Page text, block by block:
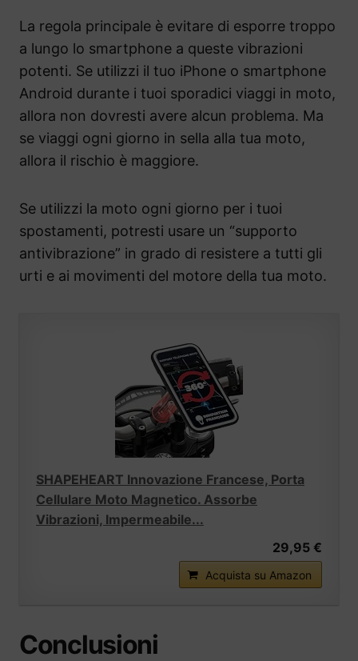
La regola principale è evitare di esporre troppo
a lungo lo smartphone a queste vibrazioni
potenti. Se utilizzi il tuo iPhone o smartphone
Android durante i tuoi sporadici viaggi in moto,
allora non dovresti avere alcun problema. Ma
se viaggi ogni giorno in sella alla tua moto,
allora il rischio è maggiore.
Se utilizzi la moto ogni giorno per i tuoi
spostamenti, potresti usare un “supporto
antivibrazione” in grado di resistere a tutti gli
urti e ai movimenti del motore della tua moto.
SHAPEHEART Innovazione Francese, Porta
Cellulare Moto Magnetico. Assorbe
Vibrazioni, Impermeabile...
29,95 €
Acquista su Amazon
Conclusioni